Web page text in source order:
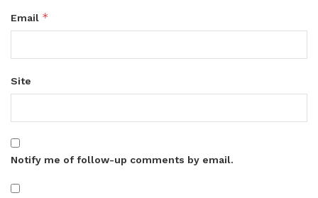
Email *
Site
Notify me of follow-up comments by email.